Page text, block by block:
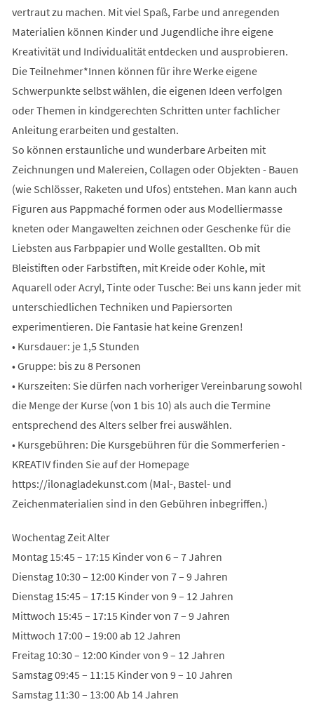
vertraut zu machen. Mit viel Spaß, Farbe und anregenden
Materialien können Kinder und Jugendliche ihre eigene
Kreativität und Individualität entdecken und ausprobieren.
Die Teilnehmer*Innen können für ihre Werke eigene
Schwerpunkte selbst wählen, die eigenen Ideen verfolgen
oder Themen in kindgerechten Schritten unter fachlicher
Anleitung erarbeiten und gestalten.
So können erstaunliche und wunderbare Arbeiten mit
Zeichnungen und Malereien, Collagen oder Objekten - Bauen
(wie Schlösser, Raketen und Ufos) entstehen. Man kann auch
Figuren aus Pappmaché formen oder aus Modelliermasse
kneten oder Mangawelten zeichnen oder Geschenke für die
Liebsten aus Farbpapier und Wolle gestallten. Ob mit
Bleistiften oder Farbstiften, mit Kreide oder Kohle, mit
Aquarell oder Acryl, Tinte oder Tusche: Bei uns kann jeder mit
unterschiedlichen Techniken und Papiersorten
experimentieren. Die Fantasie hat keine Grenzen!
• Kursdauer: je 1,5 Stunden
• Gruppe: bis zu 8 Personen
• Kurszeiten: Sie dürfen nach vorheriger Vereinbarung sowohl
die Menge der Kurse (von 1 bis 10) als auch die Termine
entsprechend des Alters selber frei auswählen.
• Kursgebühren: Die Kursgebühren für die Sommerferien -
KREATIV finden Sie auf der Homepage
https://ilonagladekunst.com (Mal-, Bastel- und
Zeichenmaterialien sind in den Gebühren inbegriffen.)
Wochentag Zeit Alter
Montag 15:45 – 17:15 Kinder von 6 – 7 Jahren
Dienstag 10:30 – 12:00 Kinder von 7 – 9 Jahren
Dienstag 15:45 – 17:15 Kinder von 9 – 12 Jahren
Mittwoch 15:45 – 17:15 Kinder von 7 – 9 Jahren
Mittwoch 17:00 – 19:00 ab 12 Jahren
Freitag 10:30 – 12:00 Kinder von 9 – 12 Jahren
Samstag 09:45 – 11:15 Kinder von 9 – 10 Jahren
Samstag 11:30 – 13:00 Ab 14 Jahren